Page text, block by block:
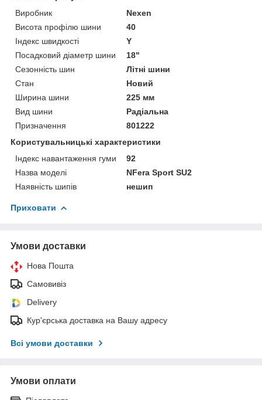
Виробник
Nexen
Висота профілю шини
40
Індекс швидкості
Y
Посадковий діаметр шини
18"
Сезонність шин
Літні шини
Стан
Новий
Ширина шини
225 мм
Вид шини
Радіальна
Призначення
801222
Користувальницькі характеристики
Індекс навантаження гуми
92
Назва моделі
NFera Sport SU2
Наявність шипів
нешип
Приховати
Умови доставки
Нова Пошта
Самовивіз
Delivery
Кур'єрська доставка на Вашу адресу
Всі умови доставки
Умови оплати